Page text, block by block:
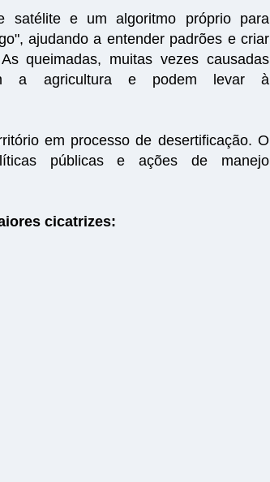
satélite e um algoritmo próprio para
ajudando a entender padrões e criar
queimadas, muitas vezes causadas
a agricultura e podem levar à
em processo de desertificação. O
públicas e ações de manejo
cicatrizes: